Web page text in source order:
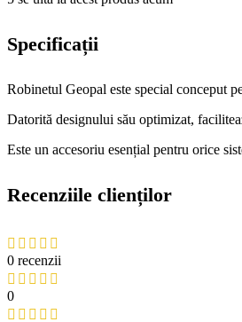
Specificații
Robinetul Geopal este special conceput
Datorită designului său optimizat,
Este un accesoriu esențial pentru orice
Recenziile clienților
0 recenzii
0